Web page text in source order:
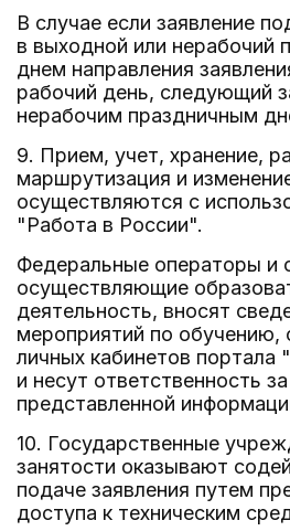
В случае если заявление
в выходной или нерабочий
днем направления
рабочий день, следующий
нерабочим праздничным
9. Прием, учет, хранение,
маршрутизация и
осуществляются с
"Работа в России".
Федеральные операторы и
осуществляющие
деятельность, вносят
мероприятий по обучению,
личных кабинетов портала
и несут ответственность
представленной
10. Государственные
занятости оказывают
подаче заявления путем
доступа к техническим